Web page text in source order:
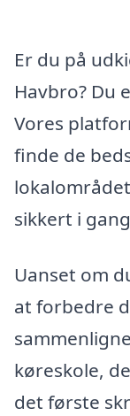
Er du på
Havbro? Du
Vores
finde de
sikkert i
Uanset om
at forbedre
køreskole,
det første